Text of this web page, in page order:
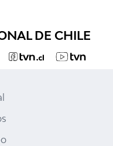
DE CHILE